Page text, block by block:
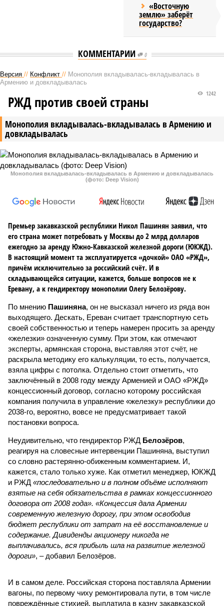
«Восточную
землю» заберёт
государство?
КОММЕНТАРИИ 0
Версия // Конфликт // Монополия вкладывалась-вкладывалась в
Армению и довкладывалась
Монополия вкладывалась-вкладывалась в Армению и
довкладывалась
1242
РЖД против своей страны
Монополия вкладывалась-вкладывалась в Армению и довкладывалась
(фото: Deep Vision)
Премьер закавказской республики Никол Пашинян заявил, что
его страна может потребовать у Москвы до 2 млрд долларов
ежегодно за аренду Южно-Кавказской железной дороги (ЮКЖД).
В настоящий момент та эксплуатируется «дочкой» ОАО «РЖД»,
причём исключительно за российский счёт. И в
складывающейся ситуации, кажется, больше вопросов не к
Еревану, а к гендиректору монополии Олегу Белозёрову.
По мнению Пашиняна, он не высказал ничего из ряда вон
выходящего. Дескать, Ереван считает транспортную сеть
своей собственностью и теперь намерен просить за аренду
«железки» означенную сумму. При этом, как отмечают
эксперты, армянская сторона, выставляя этот счёт, не
раскрыла методику его калькуляции, то есть, получается,
взяла цифры с потолка. Отдельно стоит отметить, что
заключённый в 2008 году между Арменией и ОАО «РЖД»
концессионный договор, согласно которому российская
компания получила в управление «железку» республики до
2038-го, вероятно, вовсе не предусматривает такой
постановки вопроса.
Неудивительно, что гендиректор РЖД Белозёров,
реагируя на словесные интервенции Пашиняна, выступил
со словно растерянно-обиженным комментарием. И,
кажется, стало только хуже. Как отметил менеджер, ЮКЖД
и РЖД «последовательно и в полном объёме исполняют
взятые на себя обязательства в рамках концессионного
договора от 2008 года». «Концессия дала Армении
современную железную дорогу, при этом освободив
бюджет республики от затрат на её восстановление и
содержание. Дивиденды акционеру никогда не
выплачивались, вся прибыль шла на развитие железной
дороги», – добавил Белозёров.
И в самом деле. Российская сторона поставляла Армении
вагоны, по первому чиху ремонтировала пути, в том числе
повреждённые стихией, выплатила в казну закавказской